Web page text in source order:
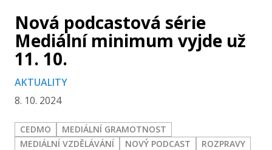
Kde si nás poslechnete
Přehled uplynulých Rozprav
Nová podcastová série
Mediální minimum vyjde už
11. 10.
AKTUALITY
8. 10. 2024
CEDMO
MEDIÁLNÍ GRAMOTNOST
MEDIÁLNÍ VZDĚLÁVÁNÍ
NOVÝ PODCAST
ROZPRAVY